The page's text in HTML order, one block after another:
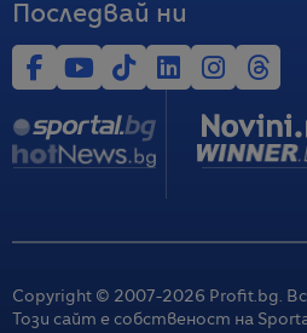
Последвай ни
Copyright © 2007-2026 Profit.bg.
Този сайт е собственост на